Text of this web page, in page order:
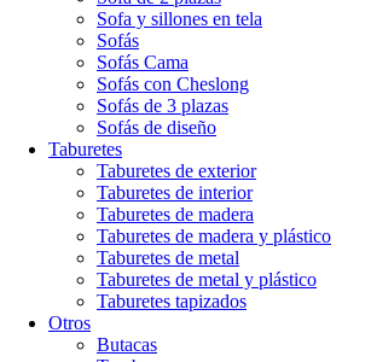
Sofa y sillones en tela
Sofás
Sofás Cama
Sofás con Cheslong
Sofás de 3 plazas
Sofás de diseño
Taburetes
Taburetes de exterior
Taburetes de interior
Taburetes de madera
Taburetes de madera y plástico
Taburetes de metal
Taburetes de metal y plástico
Taburetes tapizados
Otros
Butacas